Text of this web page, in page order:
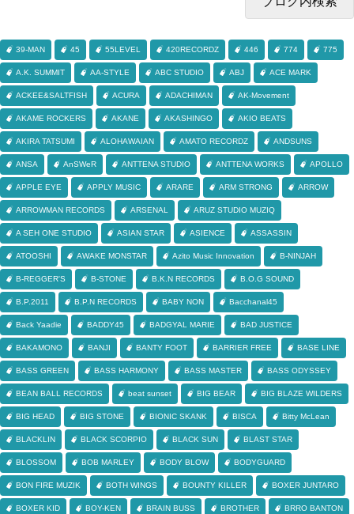
39-MAN 45 55LEVEL 420RECORDZ 446 774 775
A.K. SUMMIT AA-STYLE ABC STUDIO ABJ ACE MARK
ACKEE&SALTFISH ACURA ADACHIMAN AK-Movement
AKAME ROCKERS AKANE AKASHINGO AKIO BEATS
AKIRA TATSUMI ALOHAWAIAN AMATO RECORDZ ANDSUNS
ANSA AnSWeR ANTTENA STUDIO ANTTENA WORKS APOLLO
APPLE EYE APPLY MUSIC ARARE ARM STRONG ARROW
ARROWMAN RECORDS ARSENAL ARUZ STUDIO MUZIQ
A SEH ONE STUDIO ASIAN STAR ASIENCE ASSASSIN
ATOOSHI AWAKE MONSTAR Azito Music Innovation B-NINJAH
B-REGGER'S B-STONE B.K.N RECORDS B.O.G SOUND
B.P.2011 B.P.N RECORDS BABY NON Bacchanal45
Back Yaadie BADDY45 BADGYAL MARIE BAD JUSTICE
BAKAMONO BANJI BANTY FOOT BARRIER FREE BASE LINE
BASS GREEN BASS HARMONY BASS MASTER BASS ODYSSEY
BEAN BALL RECORDS beat sunset BIG BEAR BIG BLAZE WILDERS
BIG HEAD BIG STONE BIONIC SKANK BISCA Bitty McLean
BLACKLIN BLACK SCORPIO BLACK SUN BLAST STAR
BLOSSOM BOB MARLEY BODY BLOW BODYGUARD
BON FIRE MUZIK BOTH WINGS BOUNTY KILLER BOXER JUNTARO
BOXER KID BOY-KEN BRAIN BUSS BROTHER BRRO BANTON